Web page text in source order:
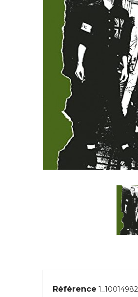
Référence 1_10014982